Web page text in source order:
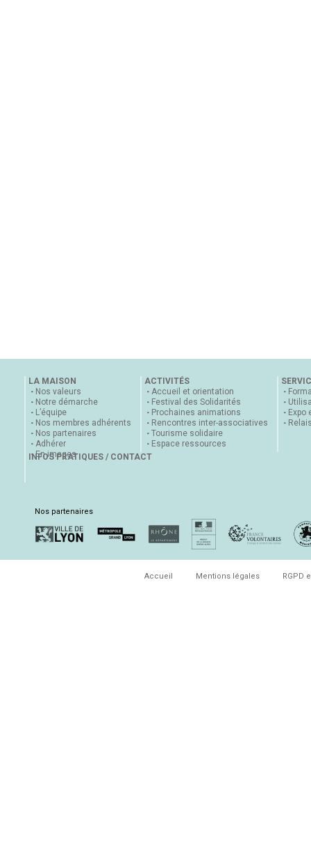
LA MAISON
Nos valeurs
Notre démarche
L’équipe
Nos membres adhérents
Nos partenaires
Adhérer
En images
ACTIVITÉS
Accueil et orientation
Festival des Solidarités
Prochaines animations
Rencontres inter-associatives
Tourisme solidaire
Espace ressources
Expo
INFOS PRATIQUES / CONTACT
Nos partenaires
Accueil Mentions légales RGPD